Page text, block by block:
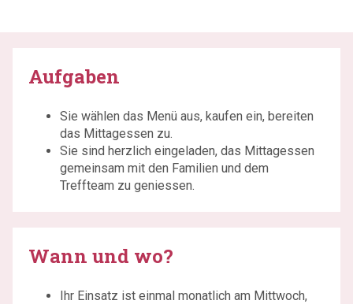
Aufgaben
Sie wählen das Menü aus, kaufen ein, bereiten
das Mittagessen zu.
Sie sind herzlich eingeladen, das Mittagessen
gemeinsam mit den Familien und dem
Treffteam zu geniessen.
Wann und wo?
Ihr Einsatz ist einmal monatlich am Mittwoch,